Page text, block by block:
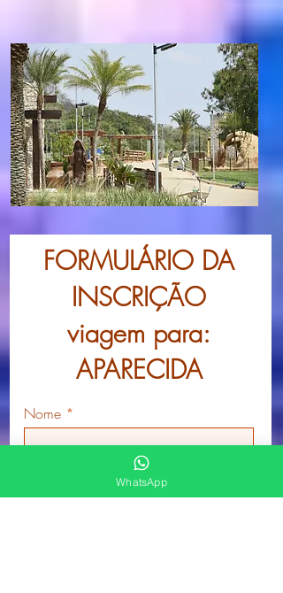
FORMULÁRIO DA
INSCRIÇÃO
viagem para:
APARECIDA
Nome
WhatsApp